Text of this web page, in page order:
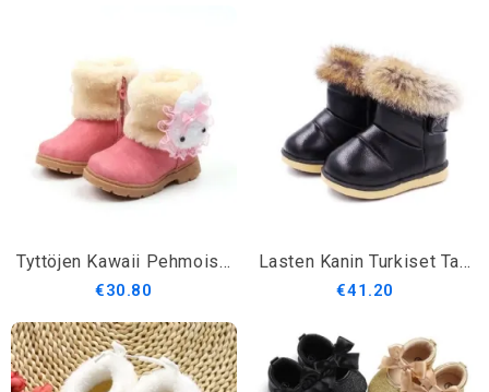
Tyttöjen Kawaii Pehmoiset Talvisaappaat
€30.80
Lasten Kanin Turkiset Talvisaappaat
€41.20